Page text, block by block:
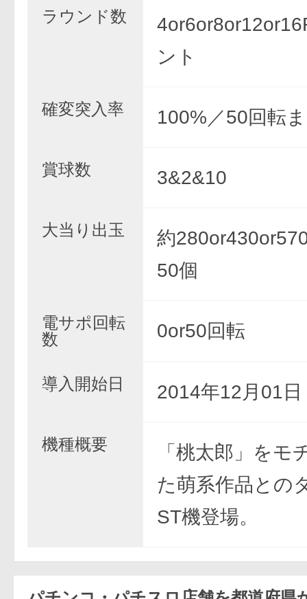
ラウンド数
ント
確変突入率 100%／50回転
賞球数 3&2&10
大当り出玉
約
50個
電サポ回転
数
0or50回転
導入開始日 2014年12月01日
機種概要
「桃太郎」をモ
た萌系作品との
ST機登場。